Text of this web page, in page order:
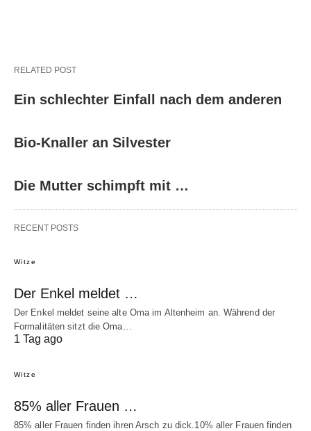
RELATED POST
Ein schlechter Einfall nach dem anderen
Bio-Knaller an Silvester
Die Mutter schimpft mit …
RECENT POSTS
Witze
Der Enkel meldet …
Der Enkel meldet seine alte Oma im Altenheim an. Während der
Formalitäten sitzt die Oma…
1 Tag ago
Witze
85% aller Frauen …
85% aller Frauen finden ihren Arsch zu dick.10% aller Frauen finden